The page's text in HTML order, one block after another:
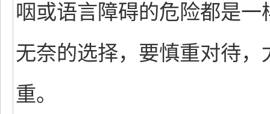
咽或语言障碍的危险都是
无奈的选择，要慎重对待
重。